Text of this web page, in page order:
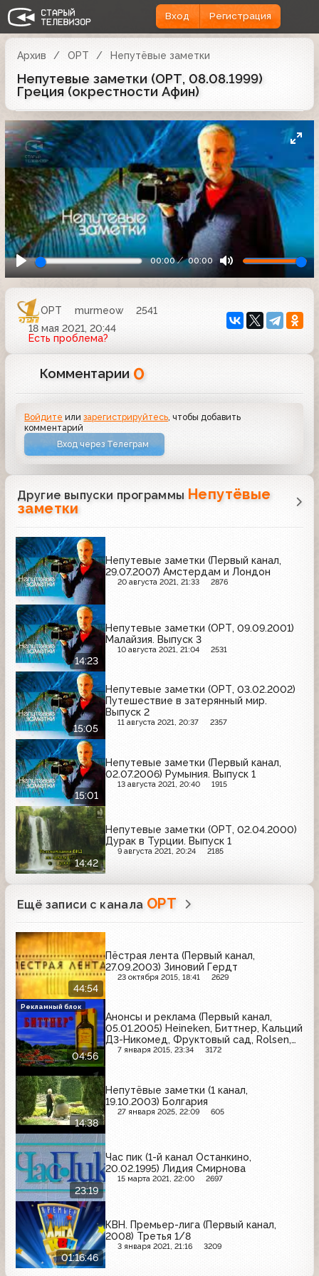
Вход Регистрация
Архив ОРТ Непутёвые заметки
Непутевые заметки (ОРТ, 08.08.1999)
Греция (окрестности Афин)
00:00 00:00
ОРТ murmeow
2541
18 мая 2021, 20:44
Есть проблема?
Комментарии 0
Войдите илизарегистрируйтесь , чтобы добавить
комментарий
Вход через Телеграм
Другие выпуски программы Непутёвые
заметки
Непутевые заметки (Первый канал,
29.07.2007) Амстердам и Лондон
20 августа 2021, 21:33 2876
14:23
Непутевые заметки (ОРТ, 09.09.2001)
Малайзия. Выпуск 3
10 августа 2021, 21:04 2531
15:05
Непутевые заметки (ОРТ, 03.02.2002)
Путешествие в затерянный мир.
Выпуск 2
11 августа 2021, 20:37 2357
15:01
Непутевые заметки (Первый канал,
02.07.2006) Румыния. Выпуск 1
13 августа 2021, 20:40 1915
14:42
Непутевые заметки (ОРТ, 02.04.2000)
Дурак в Турции. Выпуск 1
9 августа 2021, 20:24 2185
Ещё записи с канала ОРТ
44:54
Пёстрая лента (Первый канал,
27.09.2003) Зиновий Гердт
23 октября 2015, 18:41 2629
04:56
Анонсы и реклама (Первый канал,
05.01.2005) Heineken, Биттнер, Кальций
Д3-Никомед, Фруктовый сад, Rolsen,
Grand, Афлубин, Ярпиво, МТС, Mentos
7 января 2015, 23:34 3172
Рекламный блок
14:38
Непутёвые заметки (1 канал,
19.10.2003) Болгария
27 января 2025, 22:09 605
23:19
Час пик (1-й канал Останкино,
20.02.1995) Лидия Смирнова
15 марта 2021, 22:00 2697
01:16:46
КВН. Премьер-лига (Первый канал,
2008) Третья 1/8
3 января 2021, 21:16 3209